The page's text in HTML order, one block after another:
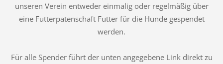
unseren Verein entweder einmalig oder regelmäßig über
eine Futterpatenschaft Futter für die Hunde gespendet
werden.
Für alle Spender führt der unten angegebene Link direkt zu